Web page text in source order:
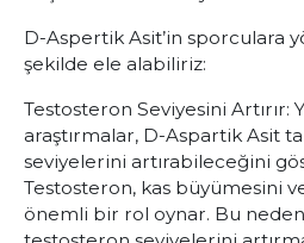
D-Aspertik Asit’in sporculara
şekilde ele alabiliriz:
Testosteron Seviyesini Artırır:
araştırmalar, D-Aspartik Asit
seviyelerini artırabileceğini
Testosteron, kas büyümesini
önemli bir rol oynar. Bu